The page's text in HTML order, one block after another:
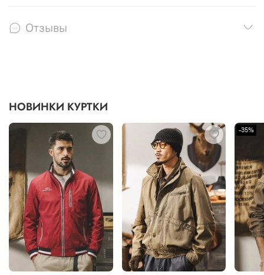
Отзывы
НОВИНКИ КУРТКИ
-35%